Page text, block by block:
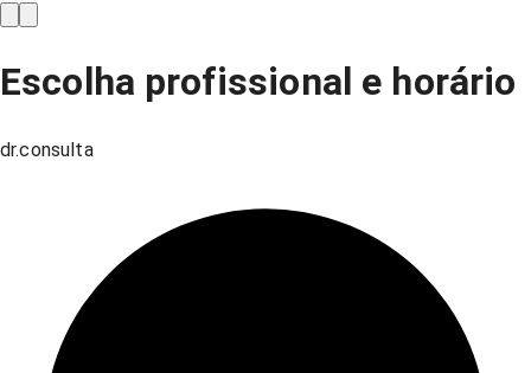
Escolha profissional e horário
dr.consulta